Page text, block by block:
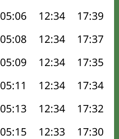
05:06 12:34 17:39
05:08 12:34 17:37
05:09 12:34 17:35
05:11 12:34 17:34
05:13 12:34 17:32
05:15 12:33 17:30